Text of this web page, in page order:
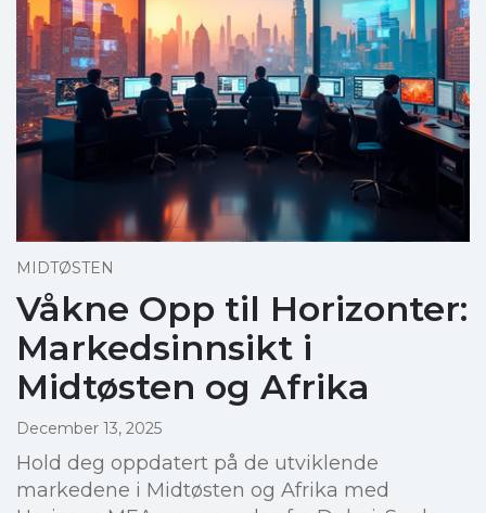
MIDTØSTEN
Våkne Opp til Horizonter:
Markedsinnsikt i
Midtøsten og Afrika
December 13, 2025
Hold deg oppdatert på de utviklende
markedene i Midtøsten og Afrika med